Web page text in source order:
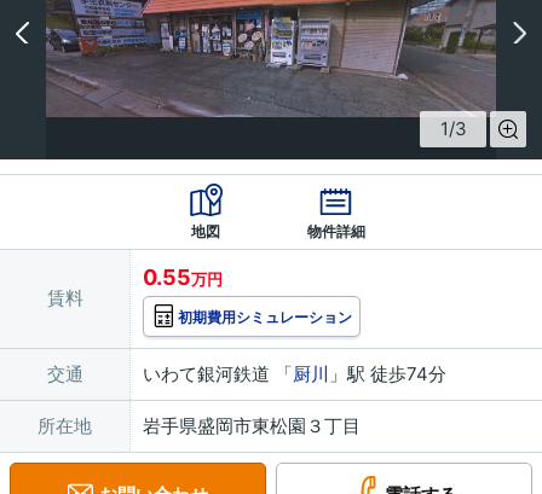
1/3
地図 物件詳細
賃料
0.55万円
初期費用シミュレーション
交通 いわて銀河鉄道 「厨川 」駅 徒歩74分
所在地 岩手県盛岡市東松園３丁目